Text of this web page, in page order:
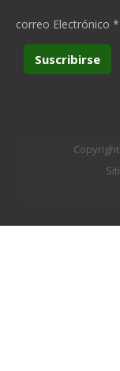
correo Electrónico *